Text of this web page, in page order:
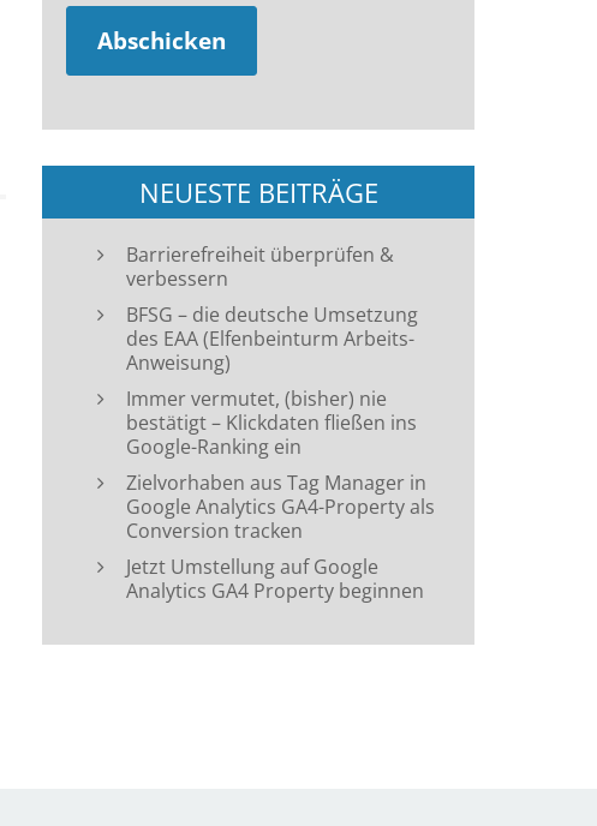
NEUESTE BEITRÄGE
Barrierefreiheit überprüfen &
verbessern
BFSG – die deutsche Umsetzung
des EAA (Elfenbeinturm Arbeits-
Anweisung)
Immer vermutet, (bisher) nie
bestätigt – Klickdaten fließen ins
Google-Ranking ein
Zielvorhaben aus Tag Manager in
Google Analytics GA4-Property als
Conversion tracken
Jetzt Umstellung auf Google
Analytics GA4 Property beginnen